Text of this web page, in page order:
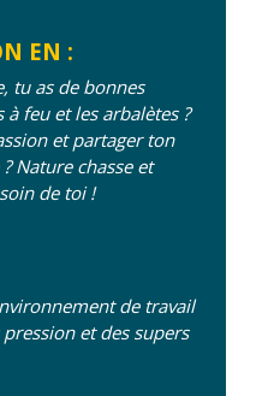
EN :
tu as de bonnes
à feu et les arbalètes ?
et partager ton
Nature chasse et
de toi !
de travail
et des supers